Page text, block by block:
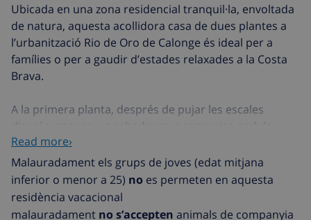
Ubicada en una zona residencial tranquil·la, envoltada
de natura, aquesta acollidora casa de dues plantes a
l’urbanització Rio de Oro de Calonge és ideal per a
famílies o per a gaudir d’estades relaxades a la Costa
Brava.
A la primera planta, després de pujar les escales
d’accés, ens rep un rebedor que comunica amb la
cuina, la qual disposa d’una terrasseta perfecta per
esmorzar o prendre un cafè a l’aire lliure. Des del
mateix rebedor, accedim a la planta superior, on
trobem tres habitacions (dues amb lliteres i una
doble), així com dos banys complets.
Read more›
Malauradament els grups de joves (edat mitjana
inferior o menor a 25) no es permeten en aquesta
residència vacacional
malauradament no s’accepten animals de companyia